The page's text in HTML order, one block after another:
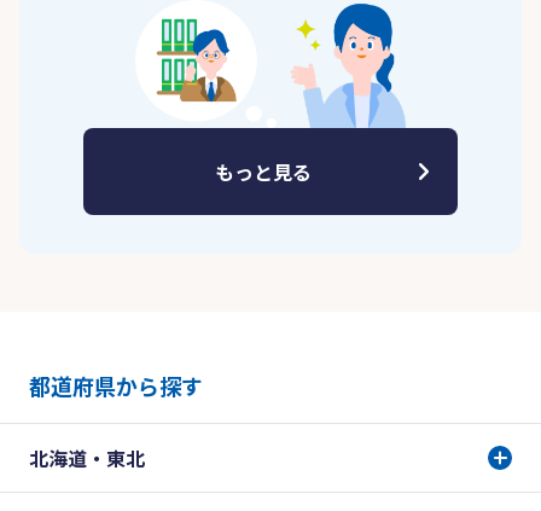
もっと見る
都道府県から探す
北海道・東北